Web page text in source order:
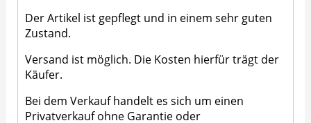
Der Artikel ist gepflegt und in einem sehr guten
Zustand.
Versand ist möglich. Die Kosten hierfür trägt der
Käufer.
Bei dem Verkauf handelt es sich um einen
Privatverkauf ohne Garantie oder